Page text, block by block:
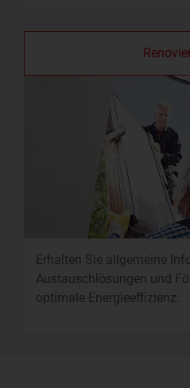
Erhalten Sie allgemeine
Austauschlösungen und
optimale Energieeffizienz.